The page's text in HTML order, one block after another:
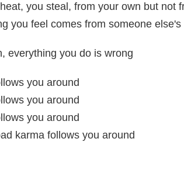
you steal, from your own but not
you feel comes from someone else's
everything you do is wrong
you around
you around
you around
karma follows you around